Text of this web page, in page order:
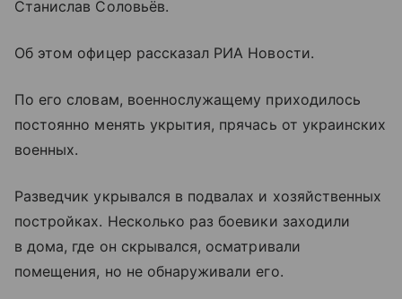
Станислав Соловьёв.
Об этом офицер рассказал РИА Новости.
По его словам, военнослужащему приходилось
постоянно менять укрытия, прячась от украинских
военных.
Разведчик укрывался в подвалах и хозяйственных
постройках. Несколько раз боевики заходили
в дома, где он скрывался, осматривали
помещения, но не обнаруживали его.